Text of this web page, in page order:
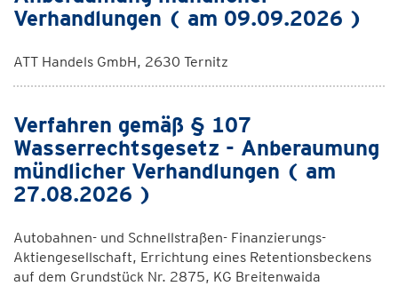
Verhandlungen ( am 09.09.2026 )
ATT Handels GmbH, 2630 Ternitz
Verfahren gemäß § 107
Wasserrechtsgesetz - Anberaumung
mündlicher Verhandlungen ( am
27.08.2026 )
Autobahnen- und Schnellstraßen- Finanzierungs-
Aktiengesellschaft, Errichtung eines Retentionsbeckens
auf dem Grundstück Nr. 2875, KG Breitenwaida